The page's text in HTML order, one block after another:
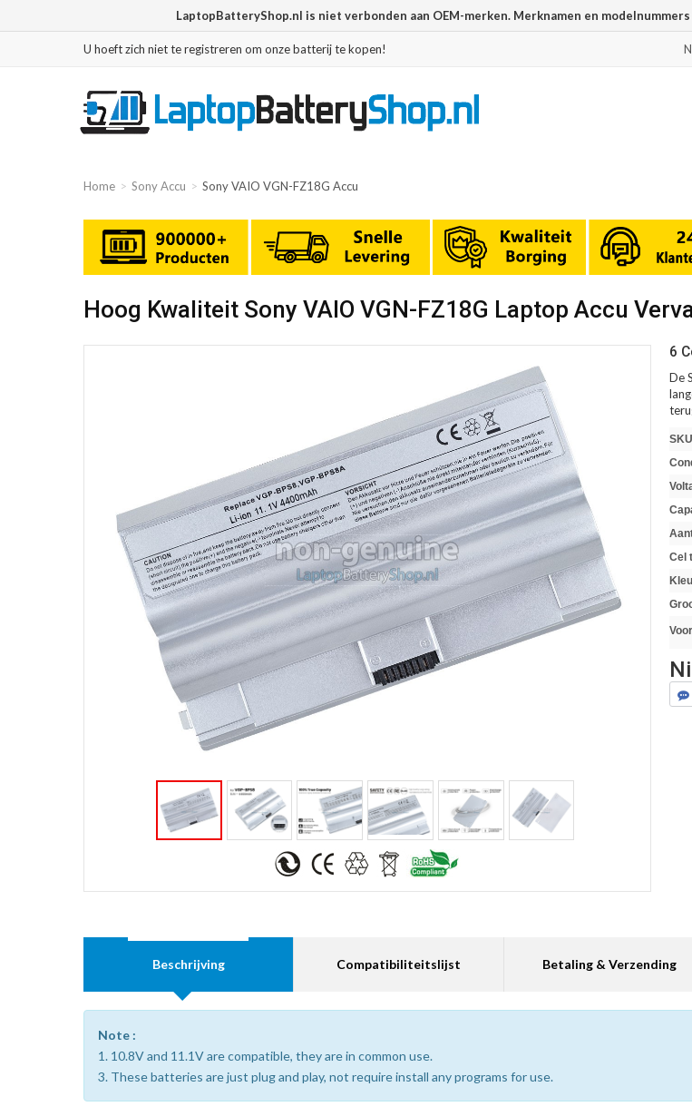
LaptopBatteryShop.nl is niet verbonden aan OEM-merken. Merknamen en
U hoeft zich niet te registreren om onze batterij te kopen!
Home Sony Accu Sony VAIO VGN-FZ18G Accu
Hoog Kwaliteit Sony VAIO VGN-FZ18G Laptop Accu
6
De
Cel
Beschrijving Compatibiliteitslijst Betaling & Verzending
Note :
1. 10.8V and 11.1V are compatible, they are in common use.
3. These batteries are just plug and play, not require install any programs for use.